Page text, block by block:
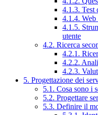
4.1.3. Test
4.1.4. Web
4.1.5.
utente
4.2. Ricerca
4.2.1.
4.2.2.
4.2.3.
5. Progettazione dei
5.1. Cosa sono i
5.2. Progettare
5.3. Definire il